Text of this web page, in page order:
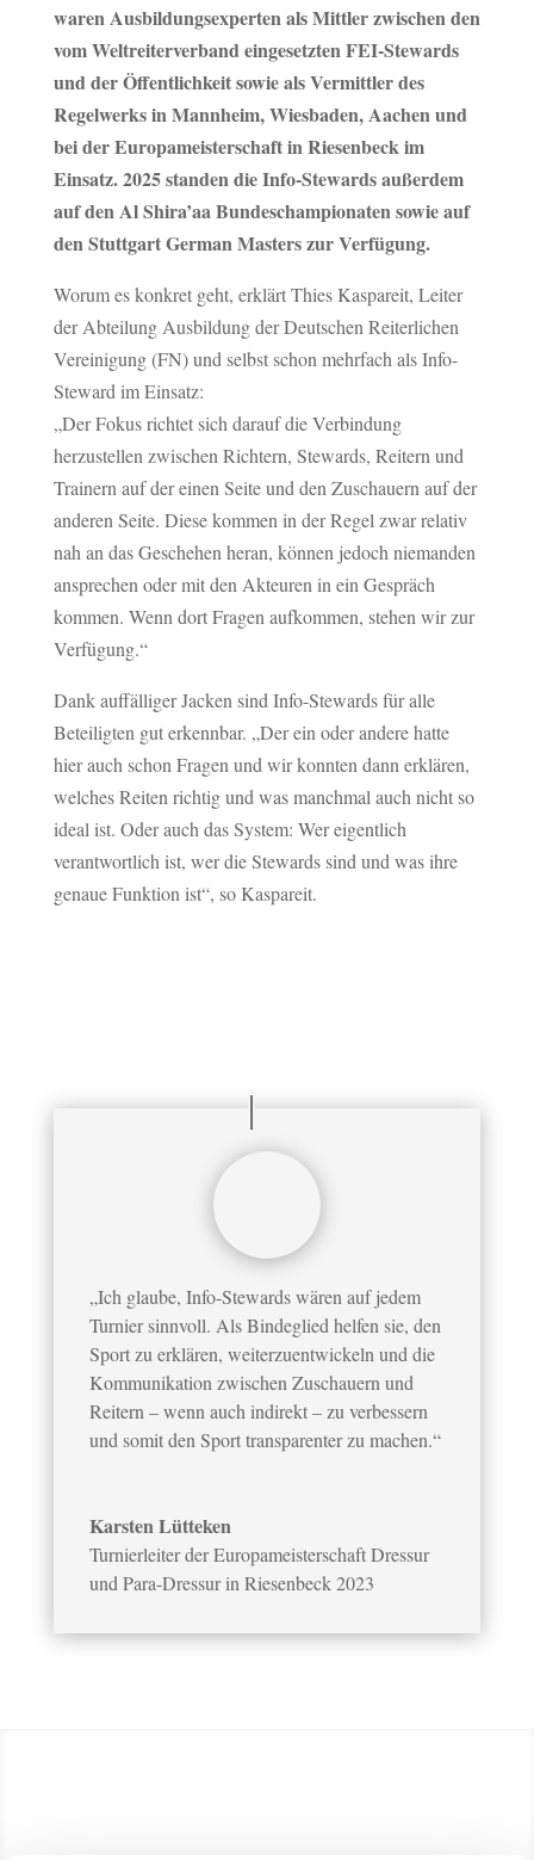
waren Ausbildungsexperten als Mittler zwischen den
vom Weltreiterverband eingesetzten FEI-Stewards
und der Öffentlichkeit sowie als Vermittler des
Regelwerks in Mannheim, Wiesbaden, Aachen und
bei der Europameisterschaft in Riesenbeck im
Einsatz. 2025 standen die Info-Stewards außerdem
auf den Al Shira’aa Bundeschampionaten sowie auf
den Stuttgart German Masters zur Verfügung.
Worum es konkret geht, erklärt Thies Kaspareit, Leiter
der Abteilung Ausbildung der Deutschen Reiterlichen
Vereinigung (FN) und selbst schon mehrfach als Info-
Steward im Einsatz:
„Der Fokus richtet sich darauf die Verbindung
herzustellen zwischen Richtern, Stewards, Reitern und
Trainern auf der einen Seite und den Zuschauern auf der
anderen Seite. Diese kommen in der Regel zwar relativ
nah an das Geschehen heran, können jedoch niemanden
ansprechen oder mit den Akteuren in ein Gespräch
kommen. Wenn dort Fragen aufkommen, stehen wir zur
Verfügung.“
Dank auffälliger Jacken sind Info-Stewards für alle
Beteiligten gut erkennbar. „Der ein oder andere hatte
hier auch schon Fragen und wir konnten dann erklären,
welches Reiten richtig und was manchmal auch nicht so
ideal ist. Oder auch das System: Wer eigentlich
verantwortlich ist, wer die Stewards sind und was ihre
genaue Funktion ist“, so Kaspareit.
„Ich glaube, Info-Stewards wären auf jedem
Turnier sinnvoll. Als Bindeglied helfen sie, den
Sport zu erklären, weiterzuentwickeln und die
Kommunikation zwischen Zuschauern und
Reitern – wenn auch indirekt – zu verbessern
und somit den Sport transparenter zu machen.“
Karsten Lütteken
Turnierleiter der Europameisterschaft Dressur
und Para-Dressur in Riesenbeck 2023